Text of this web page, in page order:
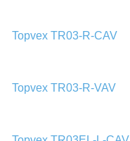
Topvex TR03-R-CAV
Topvex TR03-R-VAV